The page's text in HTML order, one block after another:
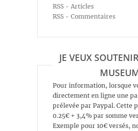
RSS - Articles
RSS - Commentaires
JE VEUX
Pour information, lorsque
directement en ligne une
prélevée par Paypal. Cette
0.25€ + 3,4% par somme
Exemple pour 10€ versés,